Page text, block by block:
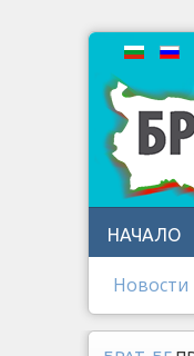
НАЧАЛО
Новости